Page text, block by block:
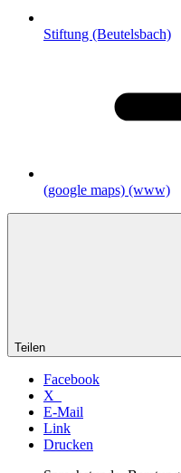
Stiftung (Beutelsbach)
(google maps) (www)
Teilen
Facebook
X
E-Mail
Link
Drucken